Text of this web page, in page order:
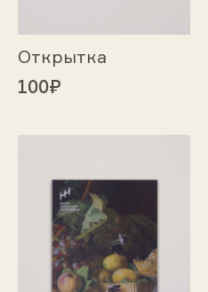
Открытка
100₽